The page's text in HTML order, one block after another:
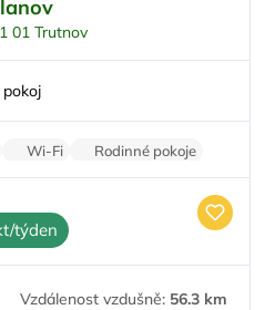
01 Trutnov
pokoj
Wi-Fi
Rodinné pokoje
týden
Vzdálenost vzdušně: 56.3 km